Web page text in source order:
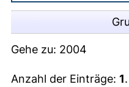
Gehe zu: 2004
Anzahl der Einträge: 1.